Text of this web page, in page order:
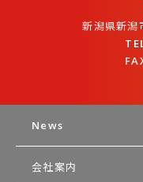
新潟県新潟
News
会社案内